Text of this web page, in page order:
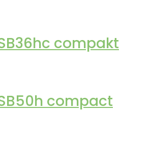
compakt
compact